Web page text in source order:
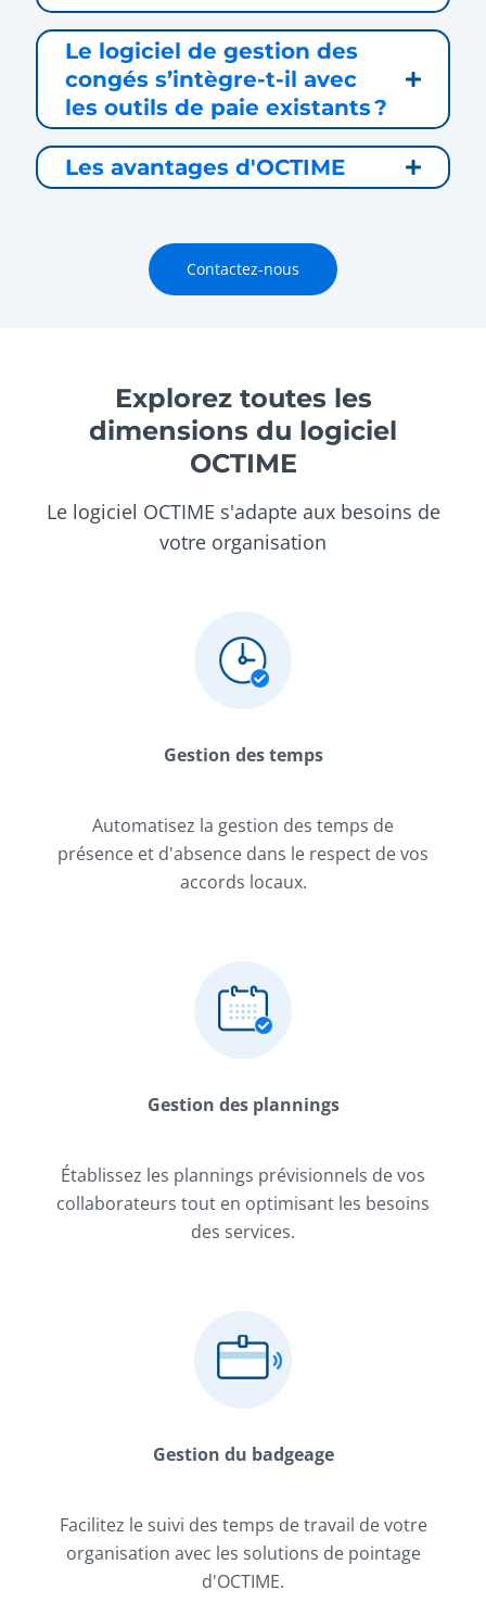
Le logiciel de gestion des
congés s’intègre-t-il avec
les outils de paie existants ?
Les avantages d'OCTIME
Contactez-nous
Explorez toutes les
dimensions du logiciel
OCTIME
Le logiciel OCTIME s'adapte aux besoins de
votre organisation
Gestion des temps
Automatisez la gestion des temps de
présence et d'absence dans le respect de vos
accords locaux.
Gestion des plannings
Établissez les plannings prévisionnels de vos
collaborateurs tout en optimisant les besoins
des services.
Gestion du badgeage
Facilitez le suivi des temps de travail de votre
organisation avec les solutions de pointage
d'OCTIME.